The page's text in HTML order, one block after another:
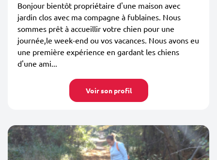
Bonjour bientôt propriétaire d'une maison avec
jardin clos avec ma compagne à fublaines. Nous
sommes prêt à accueillir votre chien pour une
journée,le week-end ou vos vacances. Nous avons eu
une première expérience en gardant les chiens
d'une ami...
Voir son profil